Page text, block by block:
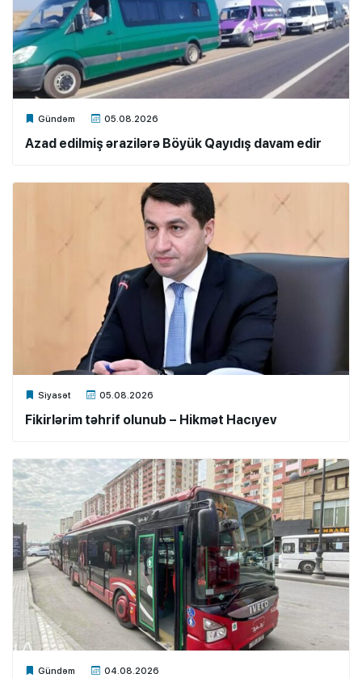
Gündəm 05.08.2026
Xalq.Online
Azad edilmiş ərazilərə Böyük Qayıdış davam edir
Siyasət 05.08.2026
Xalq.Online
Fikirlərim təhrif olunub – Hikmət Hacıyev
Gündəm 04.08.2026
Xalq.Online